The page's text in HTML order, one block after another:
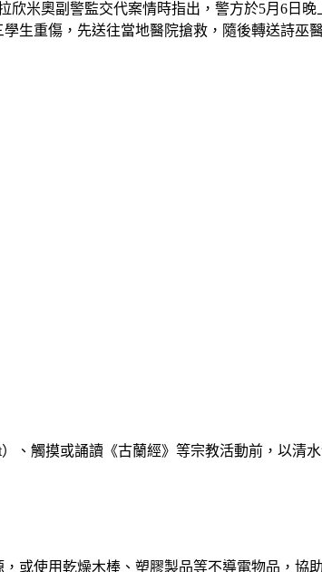
米奧副警監交代案情時指出，警方於5月6日
生重傷，先送往當地醫院搶救，隨後轉送詩
、觸摸或誦讀《古蘭經》等宗教活動前，以清
或使用乾燥木棒、塑膠製品等不導電物品，